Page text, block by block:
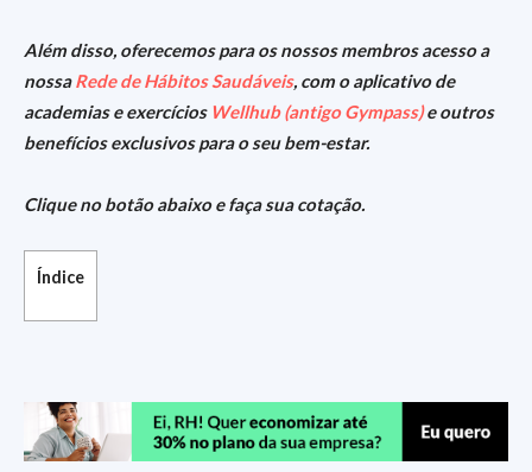
Além disso, oferecemos para os nossos membros acesso a
nossaRede de Hábitos Saudáveis, com o aplicativo de
academias e exercícios Wellhub (antigo Gympass)e outros
benefícios exclusivos para o seu bem-estar.
Clique no botão abaixo e faça sua cotação.
Índice